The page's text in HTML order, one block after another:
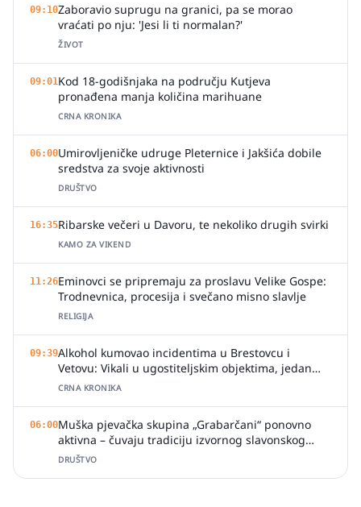
09:10Zaboravio suprugu na granici, pa se morao
vraćati po nju: 'Jesi li ti normalan?'
ŽIVOT
09:01Kod 18-godišnjaka na području Kutjeva
pronađena manja količina marihuane
CRNA KRONIKA
06:00Umirovljeničke udruge Pleternice i Jakšića dobile
sredstva za svoje aktivnosti
DRUŠTVO
16:35Ribarske večeri u Davoru, te nekoliko drugih svirki
KAMO ZA VIKEND
11:26Eminovci se pripremaju za proslavu Velike Gospe:
Trodnevnica, procesija i svečano misno slavlje
RELIGIJA
09:39Alkohol kumovao incidentima u Brestovcu i
Vetovu: Vikali u ugostiteljskim objektima, jedan
zalio djelatnicu pićem
CRNA KRONIKA
06:00Muška pjevačka skupina „Grabarčani“ ponovno
aktivna – čuvaju tradiciju izvornog slavonskog
pjevanja
DRUŠTVO